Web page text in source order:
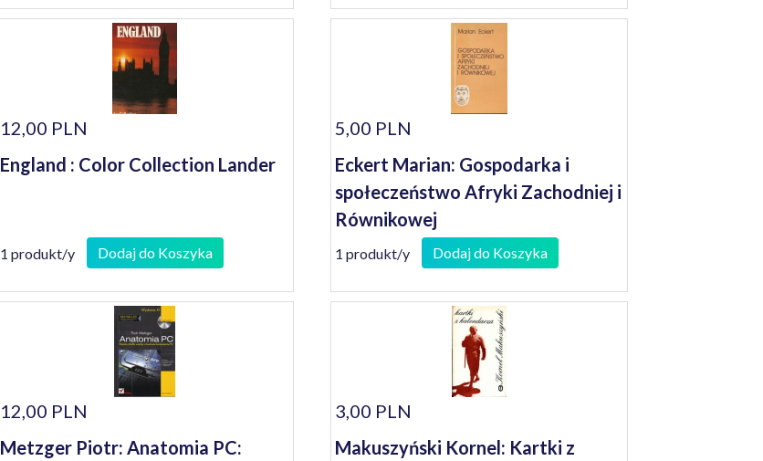
12,00 PLN
England : Color Collection Lander
1 produkt/y Dodaj do Koszyka
5,00 PLN
Eckert Marian: Gospodarka i
społeczeństwo Afryki Zachodniej i
Równikowej
1 produkt/y Dodaj do Koszyka
12,00 PLN
Metzger Piotr: Anatomia PC:
3,00 PLN
Makuszyński Kornel: Kartki z